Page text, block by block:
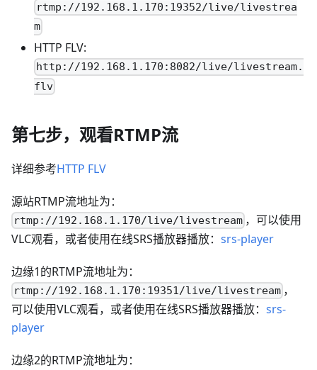
rtmp://192.168.1.170:19352/live/livestrea
m
HTTP FLV:
http://192.168.1.170:8082/live/livestream.
flv
第七步，观看RTMP流
详细参考HTTP FLV
源站RTMP流地址为：
rtmp://192.168.1.170/live/livestream ，可以使用
VLC观看，或者使用在线SRS播放器播放： srs-player
边缘1的RTMP流地址为：
rtmp://192.168.1.170:19351/live/livestream ，
可以使用VLC观看，或者使用在线SRS播放器播放： srs-
player
边缘2的RTMP流地址为：